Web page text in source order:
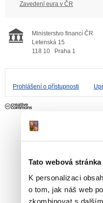
Tato webová
K personalizaci
o tom, jak náš web
zkombinovat s
Zavedení eura v ČR
Ministerstvo financí ČR
Letenská 15
118 10
Praha 1
Prohlášení o přístupnosti